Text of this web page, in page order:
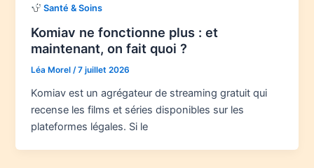
Santé & Soins
Komiav ne fonctionne plus : et
maintenant, on fait quoi ?
Léa Morel /7 juillet 2026
Komiav est un agrégateur de streaming gratuit qui
recense les films et séries disponibles sur les
plateformes légales. Si le